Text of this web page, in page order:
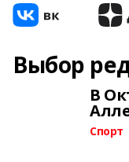
Выбор
В
Спорт